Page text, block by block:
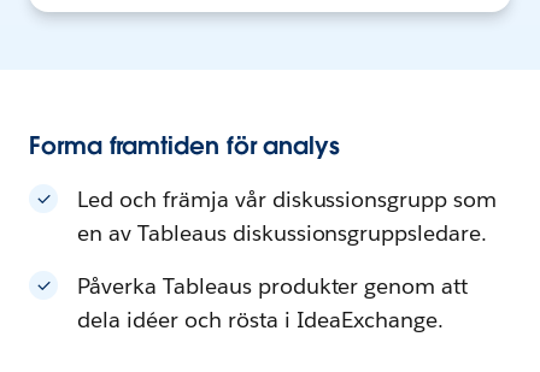
Forma framtiden för analys
Led och främja vår diskussionsgrupp som
en av Tableaus diskussionsgruppsledare.
Påverka Tableaus produkter genom att
dela idéer och rösta i IdeaExchange.